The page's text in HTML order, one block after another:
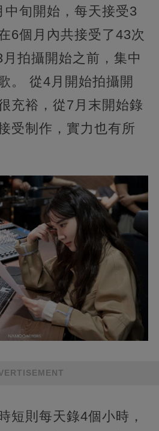
中旬開始，每天接受3
6個月內共接受了43次
拍攝開始之前，集中
。 從4月開始拍攝開
充裕，從7月末開始錄
受制作，實力也有所
短則每天錄4個小時，